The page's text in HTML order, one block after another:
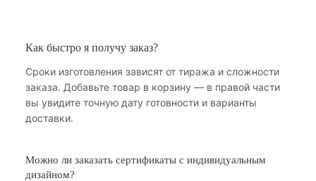
Как быстро я получу заказ?
Сроки изготовления зависят от тиража и сложности
заказа. Добавьте товар в корзину — в правой части
вы увидите точную дату готовности и варианты
доставки.
Можно ли заказать сертификаты с индивидуальным
дизайном?